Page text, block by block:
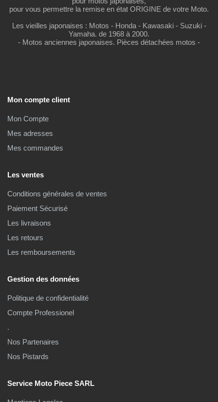
pour vous permettre la remise en état ORIGINE de votre Moto.
Les vieilles japonaises : Motos - Honda - Kawasaki - Suzuki -
Yamaha. de 1968 à 2000.
- Motos anciennes japonaises. Pièces détachées motos -
Mon compte client
Mon Compte
Mes adresses
Mes commandes
Les ventes
Conditions générales de ventes
Paiement Sécurisé
Les livraisons
Les retours
Les remboursements
Gestion des données
Politique de confidentialité
Compte Professionel
.
Nos Partenaires
Nos Pistards
Service Moto Piece SARL